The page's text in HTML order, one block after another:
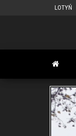
LOTYŃ